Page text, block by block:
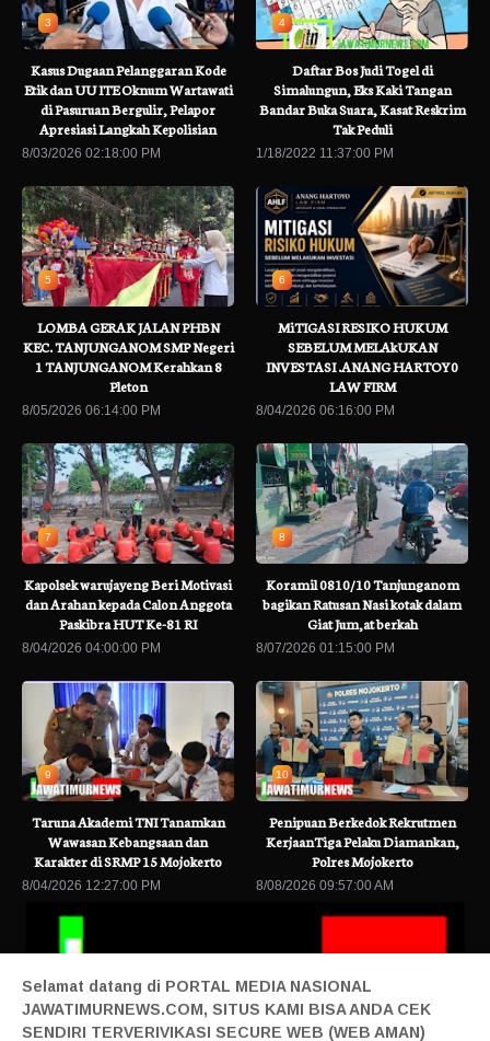
3
Kasus Dugaan Pelanggaran Kode
Etik dan UU ITE Oknum Wartawati
di Pasuruan Bergulir, Pelapor
Apresiasi Langkah Kepolisian
8/03/2026 02:18:00 PM
4
Daftar Bos Judi Togel di
Simalungun, Eks Kaki Tangan
Bandar Buka Suara, Kasat Reskrim
Tak Peduli
1/18/2022 11:37:00 PM
5
LOMBA GERAK JALAN PHBN
KEC. TANJUNGANOM SMP Negeri
1 TANJUNGANOM Kerahkan 8
Pleton
8/05/2026 06:14:00 PM
6
MiTIGASI RESIKO HUKUM
SEBELUM MELAkUKAN
INVESTASI .ANANG HARTOY0
LAW FIRM
8/04/2026 06:16:00 PM
7
Kapolsek warujayeng Beri Motivasi
dan Arahan kepada Calon Anggota
Paskibra HUT Ke-81 RI
8/04/2026 04:00:00 PM
8
Koramil 0810/10 Tanjunganom
bagikan Ratusan Nasi kotak dalam
Giat Jum,at berkah
8/07/2026 01:15:00 PM
9
Taruna Akademi TNI Tanamkan
Wawasan Kebangsaan dan
Karakter di SRMP 15 Mojokerto
8/04/2026 12:27:00 PM
10
Penipuan Berkedok Rekrutmen
KerjaanTiga Pelaku Diamankan,
Polres Mojokerto
8/08/2026 09:57:00 AM
Selamat datang di PORTAL MEDIA NASIONAL
JAWATIMURNEWS.COM, SITUS KAMI BISA ANDA CEK
SENDIRI TERVERIVIKASI SECURE WEB (WEB AMAN)